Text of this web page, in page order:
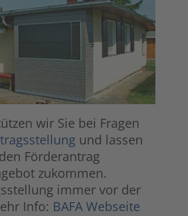
wir Sie bei Fragen
und lassen
Förderantrag
zukommen.
immer vor der
Info: BAFA Webseite